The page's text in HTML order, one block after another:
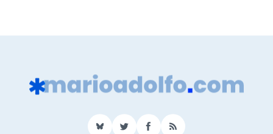
BlueSkyTwitterFacebook
RSS